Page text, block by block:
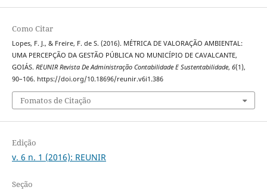
Como Citar
Lopes, F. J., & Freire, F. de S. (2016). MÉTRICA DE VALORAÇÃO AMBIENTAL:
UMA PERCEPÇÃO DA GESTÃO PÚBLICA NO MUNICÍPIO DE CAVALCANTE,
GOIÁS. REUNIR Revista De Administração Contabilidade E Sustentabilidade, 6(1),
90–106. https://doi.org/10.18696/reunir.v6i1.386
Fomatos de Citação
Edição
v. 6 n. 1 (2016): REUNIR
Seção